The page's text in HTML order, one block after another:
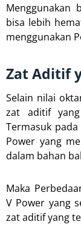
Menggunakan
bisa lebih
menggunakan
Zat Aditif
Selain nilai
zat aditif
Termasuk
Power yang
dalam bahan
Maka
V Power yang
zat aditif yang